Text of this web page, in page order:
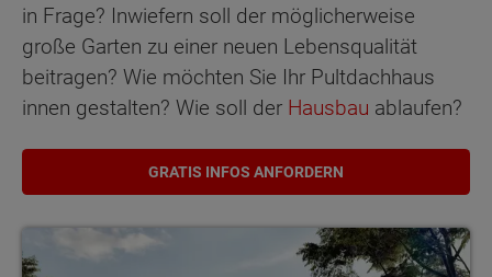
in Frage? Inwiefern soll der möglicherweise
große Garten zu einer neuen Lebensqualität
beitragen? Wie möchten Sie Ihr Pultdachhaus
innen gestalten? Wie soll der Hausbau ablaufen?
GRATIS INFOS ANFORDERN